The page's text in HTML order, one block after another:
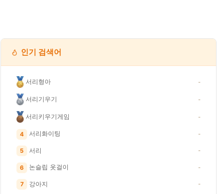
인기 검색어
서리형아 -
서리기우기 -
서리키우기게임 -
4 서리화이팅 -
5 서리 -
6 논슬립 옷걸이 -
7 강아지 -